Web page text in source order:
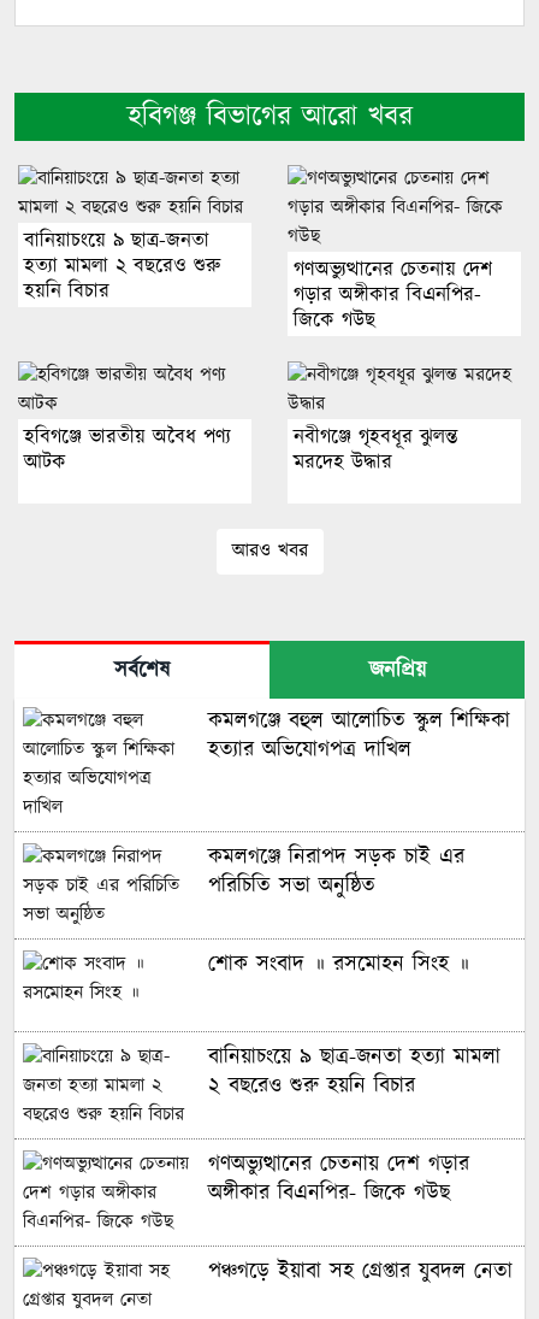
হবিগঞ্জ বিভাগের আরো খবর
বানিয়াচংয়ে ৯ ছাত্র-জনতা
হত্যা মামলা ২ বছরেও শুরু
হয়নি বিচার
গণঅভ্যুত্থানের চেতনায় দেশ
গড়ার অঙ্গীকার বিএনপির-
জিকে গউছ
হবিগঞ্জে ভারতীয় অবৈধ পণ্য
আটক
নবীগঞ্জে গৃহবধূর ঝুলন্ত
মরদেহ উদ্ধার
আরও খবর
সর্বশেষ
জনপ্রিয়
কমলগঞ্জে বহুল আলোচিত স্কুল শিক্ষিকা
হত্যার অভিযোগপত্র দাখিল
কমলগঞ্জে নিরাপদ সড়ক চাই এর
পরিচিতি সভা অনুষ্ঠিত
শোক সংবাদ ॥ রসমোহন সিংহ ॥
বানিয়াচংয়ে ৯ ছাত্র-জনতা হত্যা মামলা
২ বছরেও শুরু হয়নি বিচার
গণঅভ্যুত্থানের চেতনায় দেশ গড়ার
অঙ্গীকার বিএনপির- জিকে গউছ
পঞ্চগড়ে ইয়াবা সহ গ্রেপ্তার যুবদল নেতা